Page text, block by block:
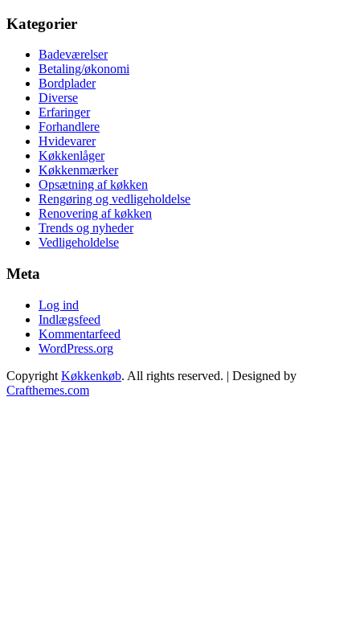
Kategorier
Badeværelser
Betaling/økonomi
Bordplader
Diverse
Erfaringer
Forhandlere
Hvidevarer
Køkkenlåger
Køkkenmærker
Opsætning af køkken
Rengøring og vedligeholdelse
Renovering af køkken
Trends og nyheder
Vedligeholdelse
Meta
Log ind
Indlægsfeed
Kommentarfeed
WordPress.org
Copyright Køkkenkøb. All rights reserved. | Designed by
Crafthemes.com